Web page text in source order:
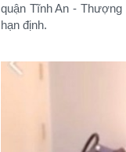
quận Tĩnh An -
hạn định.